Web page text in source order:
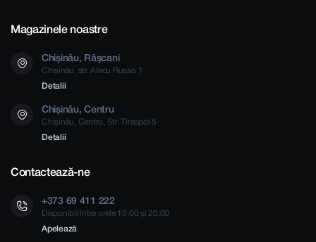
Magazinele noastre
Chișinău, Râșcani
Chișinău, str. Alecu Russo 1
Detalii
Chișinău, Centru
Chișinău, Centru, Str. Tiraspol 5
Detalii
Contactează-ne
+373 69 411 222
Disponibil între orele 10:00 și 20:00
Apelează